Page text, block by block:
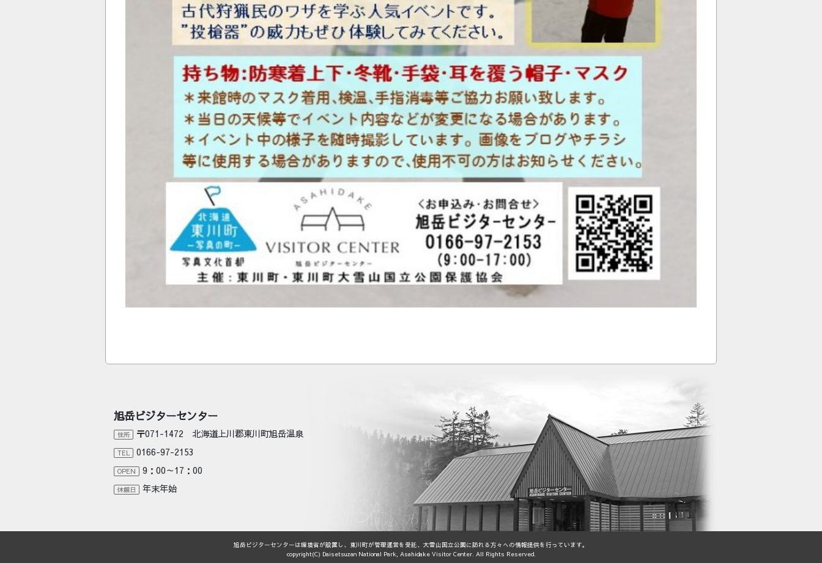
旭岳ビジターセンター
住所 〒071-1472 北海道上川郡東川町旭岳温泉
TEL 0166-97-2153
OPEN 9：00～17：00
休館日 年末年始
旭岳ビジターセンターは環境省が設置し、東川町が管理運営を受託、大雪山国立公園に訪れる方々への情報提供を行っています。
copyright(C) Daisetsuzan National Park, Asahidake Visitor Center. All Rights Reserved.